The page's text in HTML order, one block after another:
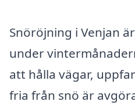
Snöröjning i Venjan
under
att hålla vägar,
fria från snö är